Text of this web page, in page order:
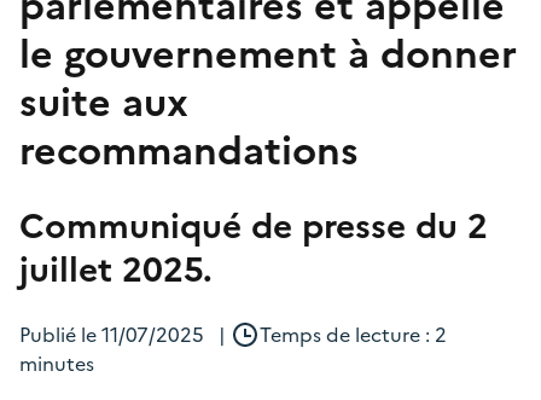
le gouvernement à donner
suite aux
recommandations
Communiqué de presse du 2
juillet 2025.
Publié le11/07/2025 |
Temps de lecture : 2
minutes